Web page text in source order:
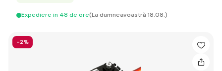
Expediere in 48 de ore(La dumneavoastră 18.08.)
-2%